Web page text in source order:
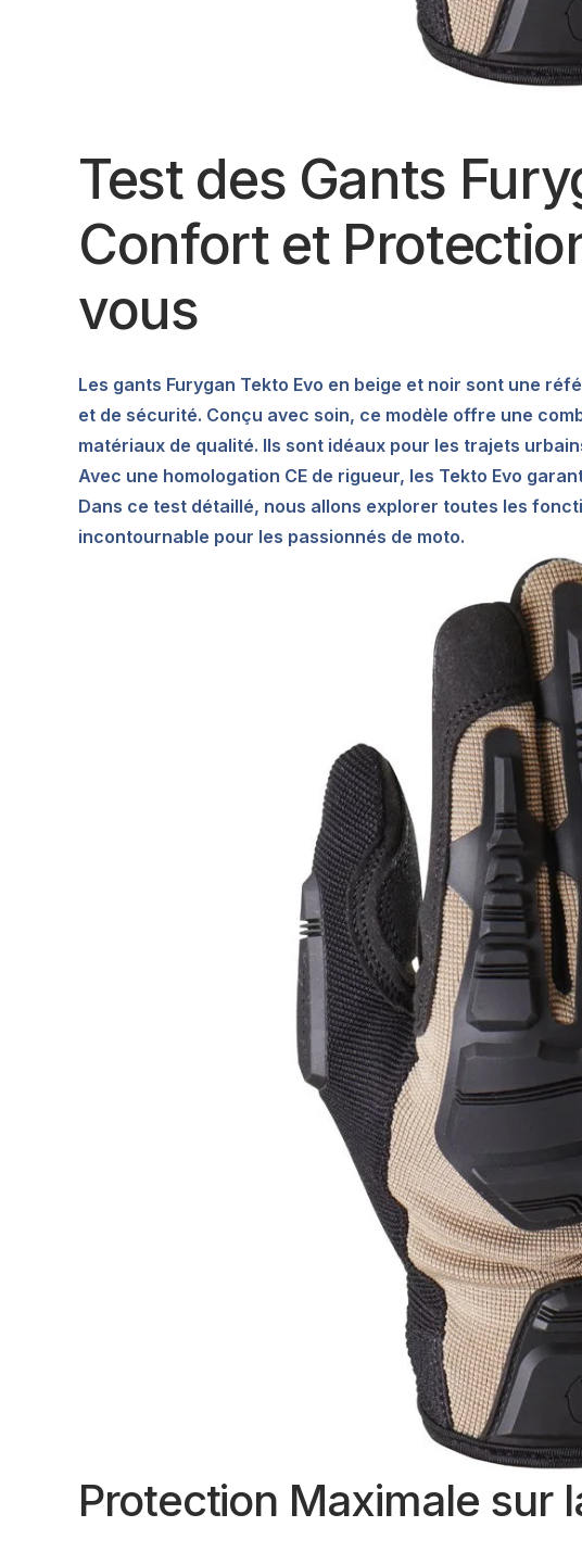
Test des Gants
Confort et
vous
Les gants Furygan Tekto Evo en beige et noir sont une
et de sécurité. Conçu avec soin, ce modèle offre une
matériaux de qualité. Ils sont idéaux pour les trajets
Avec une homologation CE de rigueur, les Tekto Evo
Dans ce test détaillé, nous allons explorer toutes les
incontournable pour les passionnés de moto.
Protection Maximale sur